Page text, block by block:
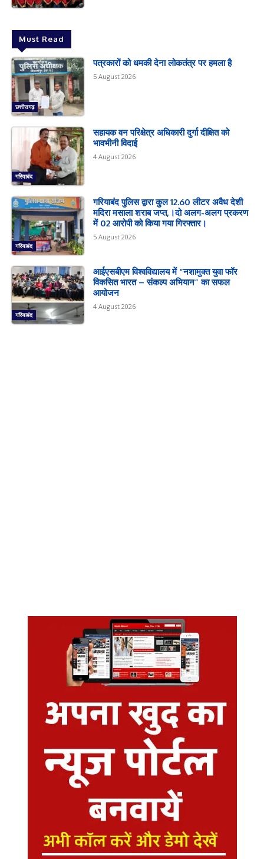
Must Read
छत्तीसगढ़
पत्रकारों को धमकी देना लोकतंत्र पर हमला है
5 August 2026
गरियाबंद
सहायक वन परिक्षेत्र अधिकारी दुर्गा दीक्षित को
भावभीनी विदाई
4 August 2026
गरियाबंद
गरियाबंद पुलिस द्वारा कुल 12.60 लीटर अवैध देशी
मदिरा मसाला शराब जप्त,।दो अलग-अलग प्रकरण
में 02 आरोपी को किया गया गिरफ्तार।
5 August 2026
गरियाबंद
आईएसबीएम विश्वविद्यालय में “नशामुक्त युवा फॉर
विकसित भारत – संकल्प अभियान” का सफल
आयोजन
4 August 2026